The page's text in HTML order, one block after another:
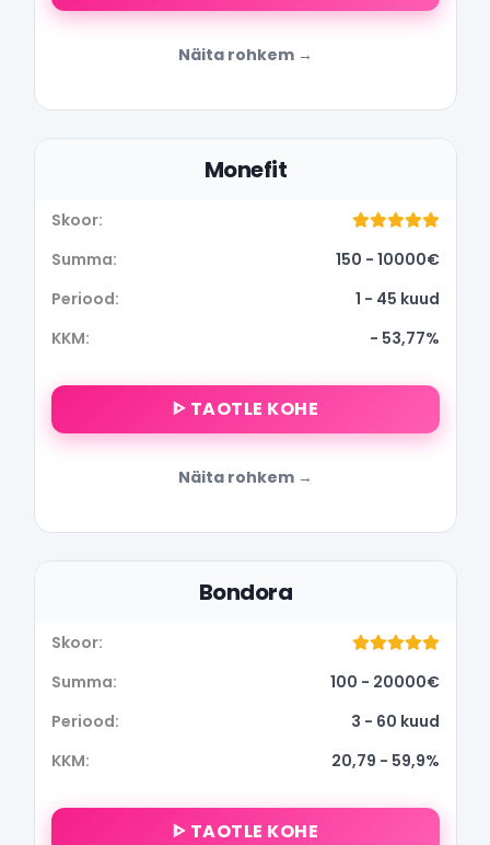
Näita rohkem
Monefit
150 - 10000€
1 - 45 kuud
- 53,77%
ᐈ TAOTLE KOHE
Näita rohkem
Bondora
100 - 20000€
3 - 60 kuud
20,79 - 59,9%
ᐈ TAOTLE KOHE